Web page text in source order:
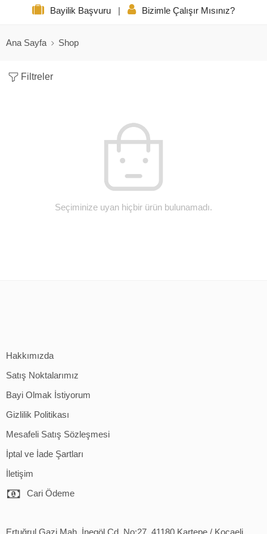
Bayilik Başvuru Bizimle Çalışır Mısınız?
Ana Sayfa Shop
Filtreler
Seçiminize uyan hiçbir ürün bulunamadı.
Hakkımızda
Satış Noktalarımız
Bayi Olmak İstiyorum
Gizlilik Politikası
Mesafeli Satış Sözleşmesi
İptal ve İade Şartları
İletişim
Cari Ödeme